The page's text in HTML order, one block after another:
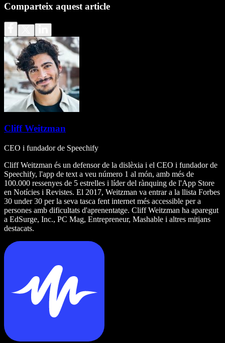
Comparteix aquest article
Cliff Weitzman
CEO i fundador de Speechify
Cliff Weitzman és un defensor de la dislèxia i el CEO i fundador de
Speechify, l'app de text a veu número 1 al món, amb més de
100.000 ressenyes de 5 estrelles i líder del rànquing de l'App Store
en Notícies i Revistes. El 2017, Weitzman va entrar a la llista Forbes
30 under 30 per la seva tasca fent internet més accessible per a
persones amb dificultats d'aprenentatge. Cliff Weitzman ha aparegut
a EdSurge, Inc., PC Mag, Entrepreneur, Mashable i altres mitjans
destacats.